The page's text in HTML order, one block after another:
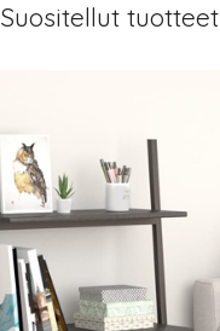
Suositellut tuotteet